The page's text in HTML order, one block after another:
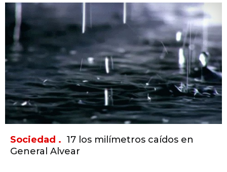
Sociedad . 17 los milímetros caídos en
General Alvear